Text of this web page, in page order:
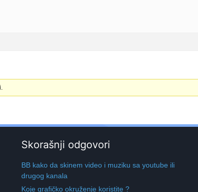
Skorašnji odgovori
BB kako da skinem video i muziku sa youtube ili
drugog kanala
Koje grafičko okruženje koristite ?